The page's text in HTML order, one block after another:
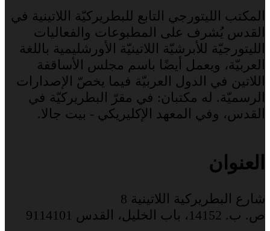
المكتب الليتورجي التابع للبطريركيّة اللاتينية في
القدس يُشرف على المطبوعات والفعاليات
الليتورجيّة للأبرشيّة اللاتينيّة الأورشليمية باللغة
العربيّة، ويعمل أيضًا باسم مجلس الأساقفة
اللاتين في الدول العربيّة فيما يخصّ الإصدارات
الرسميّة. له مكتبان: في مقرّ البطريركيّة في
القدس، وفي المعهد الإكليريكي - بيت جالا.
العنوان
شارع البطريركية اللاتينية 8
ص. ب. 14152، باب الخليل، القدس 9114101